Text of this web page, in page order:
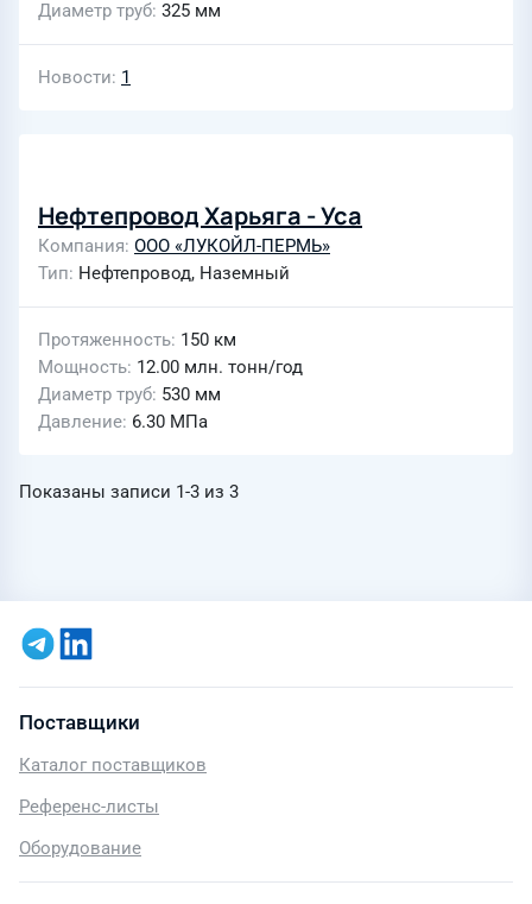
Диаметр труб 325 мм
Новости 1
Нефтепровод Харьяга - Уса
Компания ООО «ЛУКОЙЛ-ПЕРМЬ»
Тип Нефтепровод, Наземный
Протяженность 150 км
Мощность 12.00 млн. тонн/год
Диаметр труб 530 мм
Давление 6.30 МПа
Показаны записи 1-3 из 3
Поставщики
Каталог поставщиков
Референс-листы
Оборудование